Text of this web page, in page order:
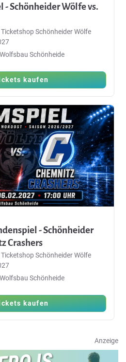
Schönheider Wölfe vs.
Ticketshop Schönheider Wölfe
Schönheide
kaufen
- Schönheider
Crashers
Ticketshop Schönheider Wölfe
Schönheide
kaufen
Anzeige